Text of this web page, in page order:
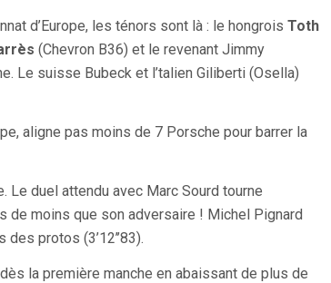
d’Europe, les ténors sont là : le hongrois Toth
(Chevron B36) et le revenant Jimmy
Le suisse Bubeck et l’talien Giliberti (Osella)
aligne pas moins de 7 Porsche pour barrer la
duel attendu avec Marc Sourd tourne
de moins que son adversaire ! Michel Pignard
protos (3’12’’83).
la première manche en abaissant de plus de